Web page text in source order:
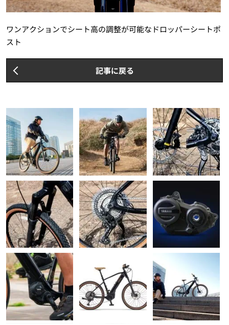
ワンアクションでシート高の調整が可能なドロッパーシートポ
スト
記事に戻る